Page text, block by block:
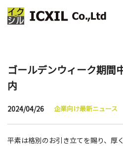
ゴールデンウィーク期間
内
2024/04/26 企業向け最新ニュース
平素は格別のお引き立てを賜り、厚